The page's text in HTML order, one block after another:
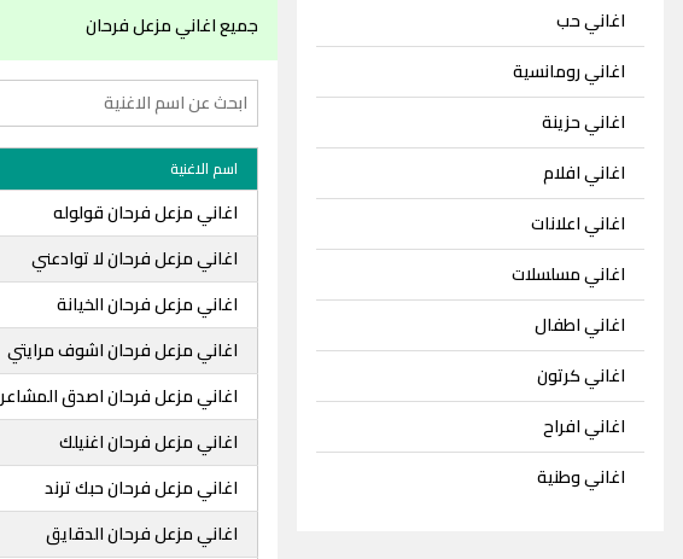
اغاني حب
اغاني رومانسية
اغاني حزينة
اغاني افلام
اغاني اعلانات
اغاني مسلسلات
اغاني اطفال
اغاني كرتون
اغاني افراح
اغاني وطنية
جميع اغاني مزعل فرحان
اسم الاغنية
اغاني مزعل فرحان قولوله
اغاني مزعل فرحان لا توادعني
اغاني مزعل فرحان الخيانة
اغاني مزعل فرحان اشوف مرايتي
اغاني مزعل فرحان اصدق المشاعر
اغاني مزعل فرحان اغنيلك
اغاني مزعل فرحان حبك ترند
اغاني مزعل فرحان الدقايق